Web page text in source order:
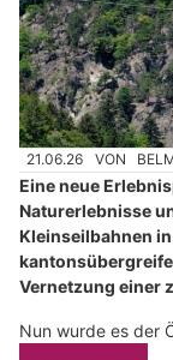
21.06.26 VON
Eine neue
Naturerlebnisse
Kleinseilbahnen
Vernetzung einer
Nun wurde es der